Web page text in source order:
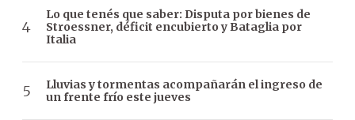
Lo que tenés que saber: Disputa por bienes de
Stroessner, déficit encubierto y Bataglia por
Italia
Lluvias y tormentas acompañarán el ingreso de
un frente frío este jueves